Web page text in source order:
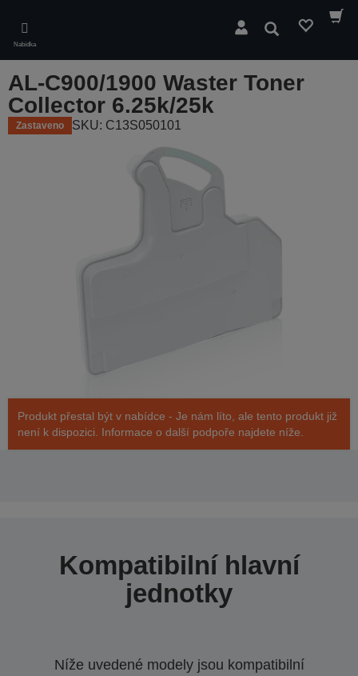
main
content
Nabídka
Hledat
AL-C900/1900 Waster Toner
Collector 6.25k/25k
Zastaveno SKU: C13S050101
Produkt přestal být v nabídce - Je nám líto, ale tento produkt již
není k dispozici. Informace o další podpoře najdete níže.
Kompatibilní hlavní
jednotky
Níže uvedené modely jsou kompatibilní